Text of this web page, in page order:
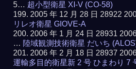
5… 超小型衛星 XI-V (CO-58)
2005 年 12 月 28 日 28922
リレオ衛星 GIOVE-A
2006 年 1 月 24 日 28931
… 陸域観測技術衛星 だいち
2006 年 2 月 18 日 28937
運輸多目的衛星新 2 号 ひまわり 7